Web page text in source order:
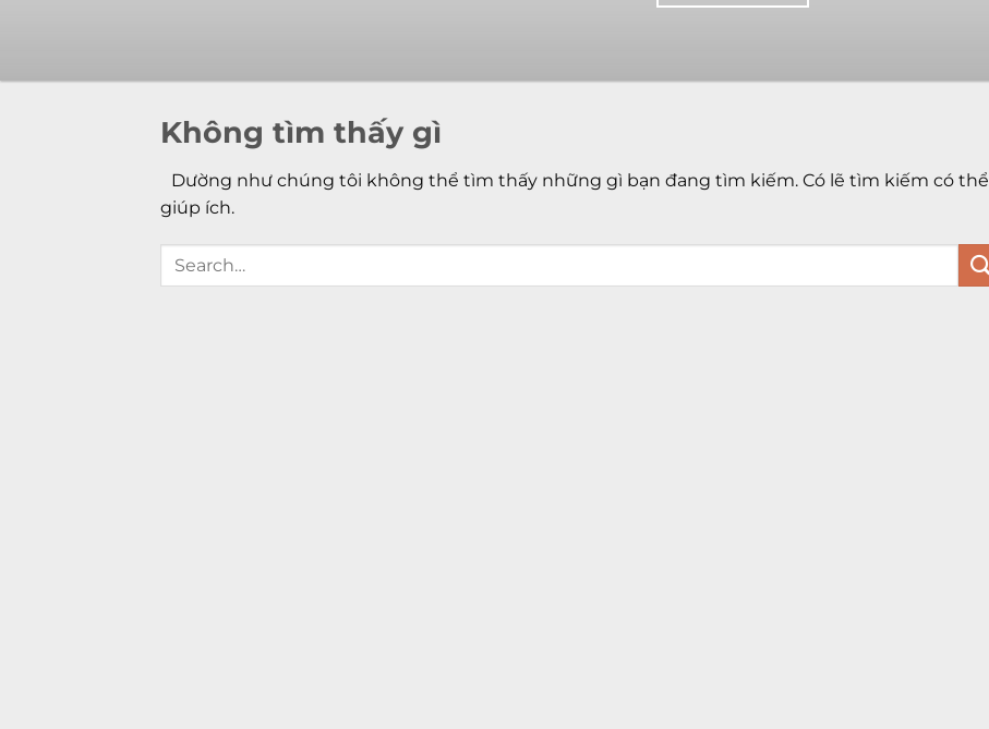
Không tìm thấy gì
Dường như chúng tôi không thể tìm thấy những gì bạn đang tìm kiếm. Có lẽ tìm kiếm có thể
giúp ích.